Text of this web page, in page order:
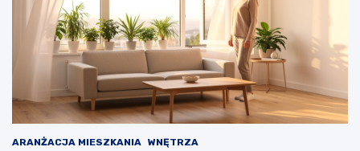
ARANŻACJA MIESZKANIA WNĘTRZA